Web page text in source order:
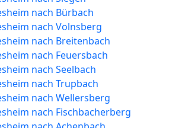
nach Bürbach
nach Volnsberg
nach Breitenbach
nach Feuersbach
nach Seelbach
nach Trupbach
nach Wellersberg
nach Fischbacherberg